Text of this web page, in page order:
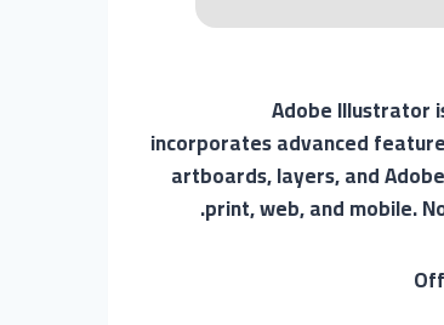
Adobe Illustrator
incorporates advanced
artboards, layers, and
print, web, and mobile.